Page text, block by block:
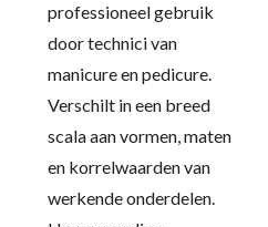
professioneel gebruik
door technici van
manicure en pedicure.
Verschilt in een breed
scala aan vormen, maten
en korrelwaarden van
werkende onderdelen.